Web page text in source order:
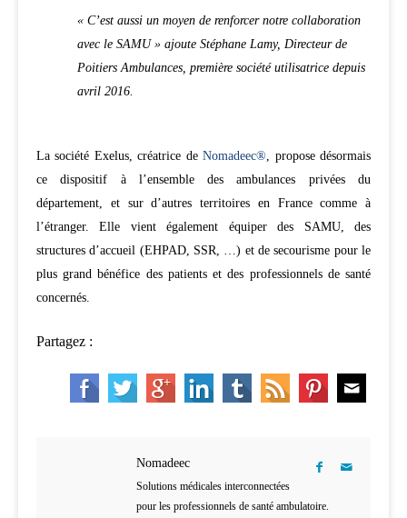
« C’est aussi un moyen de renforcer notre collaboration
avec le SAMU » ajoute Stéphane Lamy, Directeur de
Poitiers Ambulances, première société utilisatrice depuis
avril 2016.
La société Exelus, créatrice deNomadeec® , propose désormais
ce dispositif à l’ensemble des ambulances privées du
département, et sur d’autres territoires en France comme à
l’étranger. Elle vient également équiper des SAMU, des
structures d’accueil (EHPAD, SSR, …) et de secourisme pour le
plus grand bénéfice des patients et des professionnels de santé
concernés.
Partagez :
Nomadeec
Solutions médicales interconnectées
pour les professionnels de santé ambulatoire.